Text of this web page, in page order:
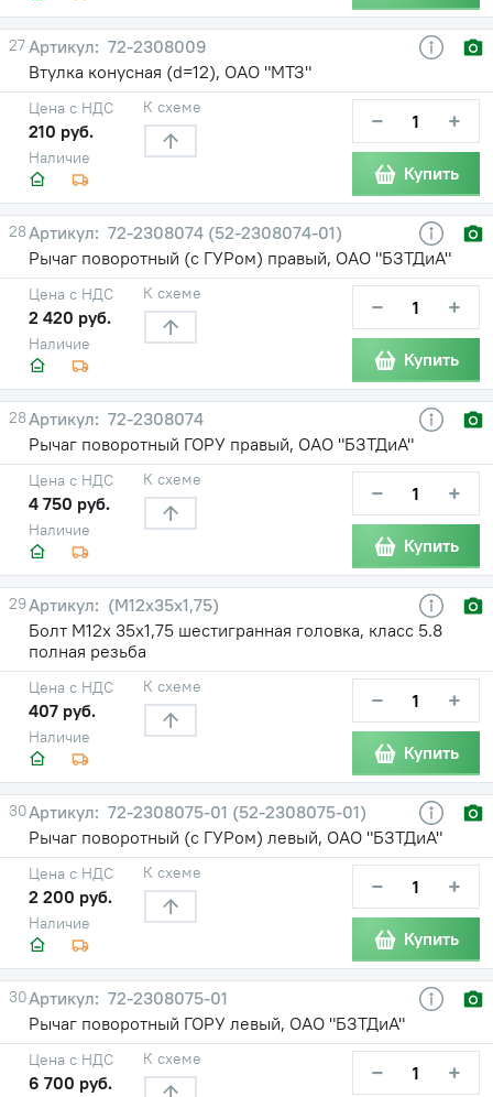
27
72-2308009
Втулка конусная (d=12), ОАО "МТЗ"
Наличие
Цена с НДС
210 руб.
К схеме − +
Купить
28
72-2308074 (52-2308074-01)
Рычаг поворотный (с ГУРом) правый, ОАО "БЗТДиА"
Наличие
Цена с НДС
2 420 руб.
К схеме − +
Купить
28
72-2308074
Рычаг поворотный ГОРУ правый, ОАО "БЗТДиА"
Наличие
Цена с НДС
4 750 руб.
К схеме − +
Купить
29
(М12х35х1,75)
Болт М12х 35х1,75 шестигранная головка, класс 5.8
полная резьба
Наличие
Цена с НДС
407 руб.
К схеме − +
Купить
30
72-2308075-01 (52-2308075-01)
Рычаг поворотный (с ГУРом) левый, ОАО "БЗТДиА"
Наличие
Цена с НДС
2 200 руб.
К схеме − +
Купить
30
72-2308075-01
Рычаг поворотный ГОРУ левый, ОАО "БЗТДиА"
Цена с НДС
6 700 руб.
К схеме − +